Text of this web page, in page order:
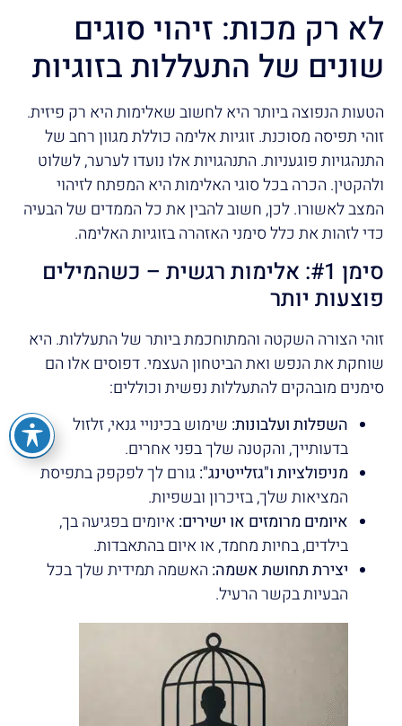
לא רק מכות: זיהוי סוגים
שונים של התעללות בזוגיות
הטעות הנפוצה ביותר היא לחשוב שאלימות היא רק פיזית.
זוהי תפיסה מסוכנת. זוגיות אלימה כוללת מגוון רחב של
התנהגויות פוגעניות. התנהגויות אלו נועדו לערער, לשלוט
ולהקטין. הכרה בכל סוגי האלימות היא המפתח לזיהוי
המצב לאשורו. לכן, חשוב להבין את כל הממדים של הבעיה
כדי לזהות את כלל סימני האזהרה בזוגיות האלימה.
סימן #1: אלימות רגשית – כשהמילים
פוצעות יותר
זוהי הצורה השקטה והמתוחכמת ביותר של התעללות. היא
שוחקת את הנפש ואת הביטחון העצמי. דפוסים אלו הם
סימנים מובהקים להתעללות נפשית וכוללים:
השפלות ועלבונות: שימוש בכינויי גנאי, זלזול
בדעותייך, והקטנה שלך בפני אחרים.
מניפולציות ו"גזלייטינג": גורם לך לפקפק בתפיסת
המציאות שלך, בזיכרון ובשפיות.
איומים מרומזים או ישירים: איומים בפגיעה בך,
בילדים, בחיות מחמד, או איום בהתאבדות.
יצירת תחושת אשמה: האשמה תמידית שלך בכל
הבעיות בקשר הרעיל.